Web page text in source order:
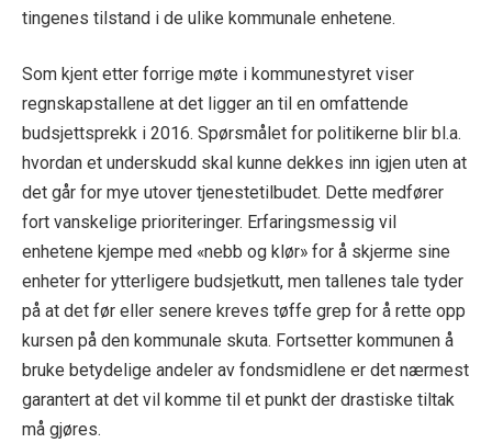
tingenes tilstand i de ulike kommunale enhetene.
Som kjent etter forrige møte i kommunestyret viser
regnskapstallene at det ligger an til en omfattende
budsjettsprekk i 2016. Spørsmålet for politikerne blir bl.a.
hvordan et underskudd skal kunne dekkes inn igjen uten at
det går for mye utover tjenestetilbudet. Dette medfører
fort vanskelige prioriteringer. Erfaringsmessig vil
enhetene kjempe med «nebb og klør» for å skjerme sine
enheter for ytterligere budsjetkutt, men tallenes tale tyder
på at det før eller senere kreves tøffe grep for å rette opp
kursen på den kommunale skuta. Fortsetter kommunen å
bruke betydelige andeler av fondsmidlene er det nærmest
garantert at det vil komme til et punkt der drastiske tiltak
må gjøres.